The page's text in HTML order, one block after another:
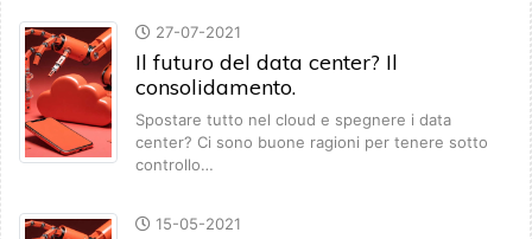
27-07-2021
Il futuro del data center? Il
consolidamento.
Spostare tutto nel cloud e spegnere i data
center? Ci sono buone ragioni per tenere sotto
controllo…
15-05-2021